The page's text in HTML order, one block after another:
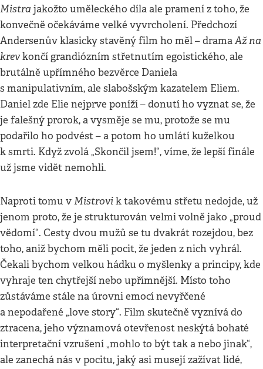
Mistra jakožto uměleckého díla ale pramení z toho, že
konvečně očekáváme velké vyvrcholení. Předchozí
Andersenův klasicky stavěný film ho měl – dramaAž na
krevkončí grandiózním střetnutím egoistického, ale
brutálně upřímného bezvěrce Daniela
s manipulativním, ale slabošským kazatelem Eliem.
Daniel zde Elie nejprve poníží – donutí ho vyznat se, že
je falešný prorok, a vysměje se mu, protože se mu
podařilo ho podvést – a potom ho umlátí kuželkou
k smrti. Když zvolá „Skončil jsem!“, víme, že lepší finále
už jsme vidět nemohli.
Naproti tomu vMistrovik takovému střetu nedojde, už
jenom proto, že je strukturován velmi volně jako „proud
vědomí“. Cesty dvou mužů se tu dvakrát rozejdou, bez
toho, aniž bychom měli pocit, že jeden z nich vyhrál.
Čekali bychom velkou hádku o myšlenky a principy, kde
vyhraje ten chytřejší nebo upřímnější. Místo toho
zůstáváme stále na úrovni emocí nevyřčené
a nepodařené „love story“. Film skutečně vyznívá do
ztracena, jeho významová otevřenost neskýtá bohaté
interpretační vzrušení „mohlo to být tak a nebo jinak“,
ale zanechá nás v pocitu, jaký asi musejí zažívat lidé,